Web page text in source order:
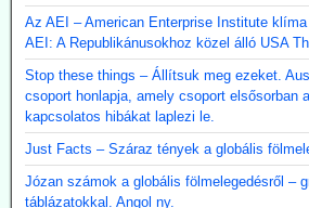
Az AEI – American Enterprise Institute
AEI: A Republikánusokhoz közel álló USA
Stop these things – Állítsuk meg ezeket.
csoport honlapja, amely csoport elsősorban
kapcsolatos hibákat laplezi le.
Just Facts – Száraz tények a globális
Józan számok a globális fölmelegedésről –
táblázatokkal. Angol ny.